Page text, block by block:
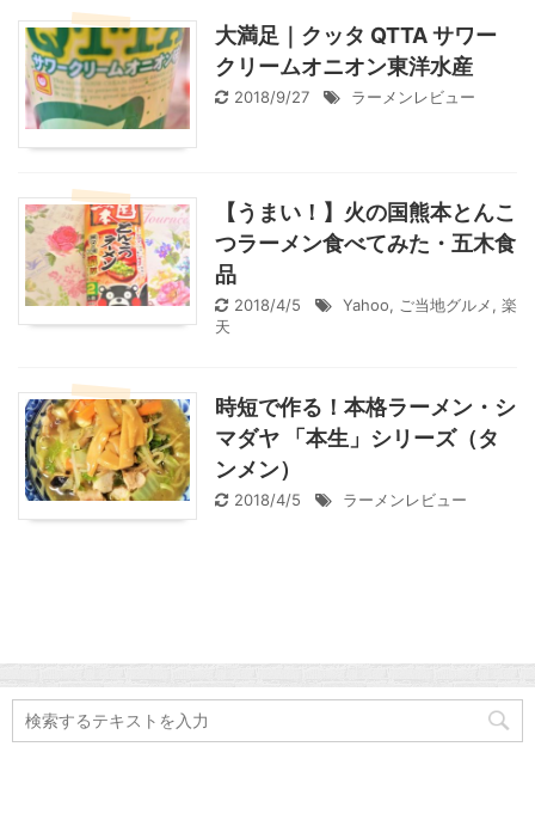
大満足｜クッタ QTTA サワー
クリームオニオン東洋水産
2018/9/27 ラーメンレビュー
【うまい！】火の国熊本とんこ
つラーメン食べてみた・五木食
品
2018/4/5 Yahoo, ご当地グルメ, 楽
天
時短で作る！本格ラーメン・シ
マダヤ 「本生」シリーズ（タ
ンメン）
2018/4/5 ラーメンレビュー